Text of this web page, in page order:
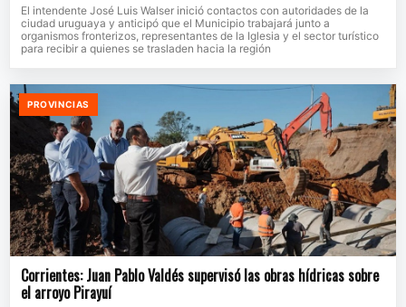
El intendente José Luis Walser inició contactos con autoridades de la
ciudad uruguaya y anticipó que el Municipio trabajará junto a
organismos fronterizos, representantes de la Iglesia y el sector turístico
para recibir a quienes se trasladen hacia la región
PROVINCIAS
Corrientes: Juan Pablo Valdés supervisó las obras hídricas sobre
el arroyo Pirayuí